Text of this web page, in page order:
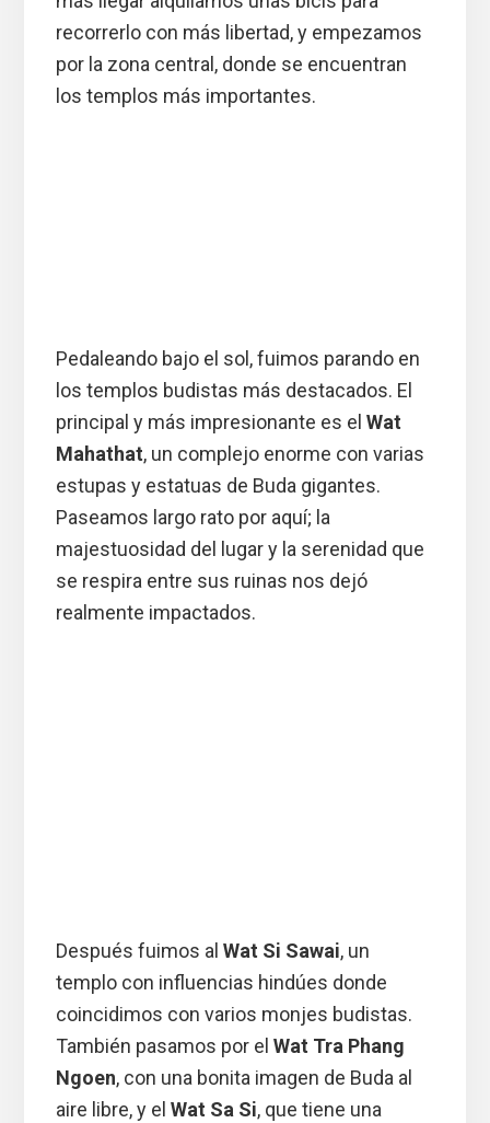
recorrerlo con más libertad, y empezamos
por la zona central, donde se encuentran
los templos más importantes.
Pedaleando bajo el sol, fuimos parando en
los templos budistas más destacados. El
principal y más impresionante es el Wat
Mahathat, un complejo enorme con varias
estupas y estatuas de Buda gigantes.
Paseamos largo rato por aquí; la
majestuosidad del lugar y la serenidad que
se respira entre sus ruinas nos dejó
realmente impactados.
Después fuimos al Wat Si Sawai, un
templo con influencias hindúes donde
coincidimos con varios monjes budistas.
También pasamos por el Wat Tra Phang
Ngoen, con una bonita imagen de Buda al
aire libre, y el Wat Sa Si, que tiene una